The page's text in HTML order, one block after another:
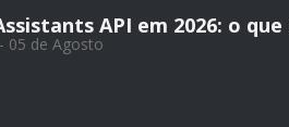
API em 2026: o
05 de Agosto